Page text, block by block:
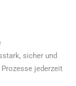
sicher und
jederzeit